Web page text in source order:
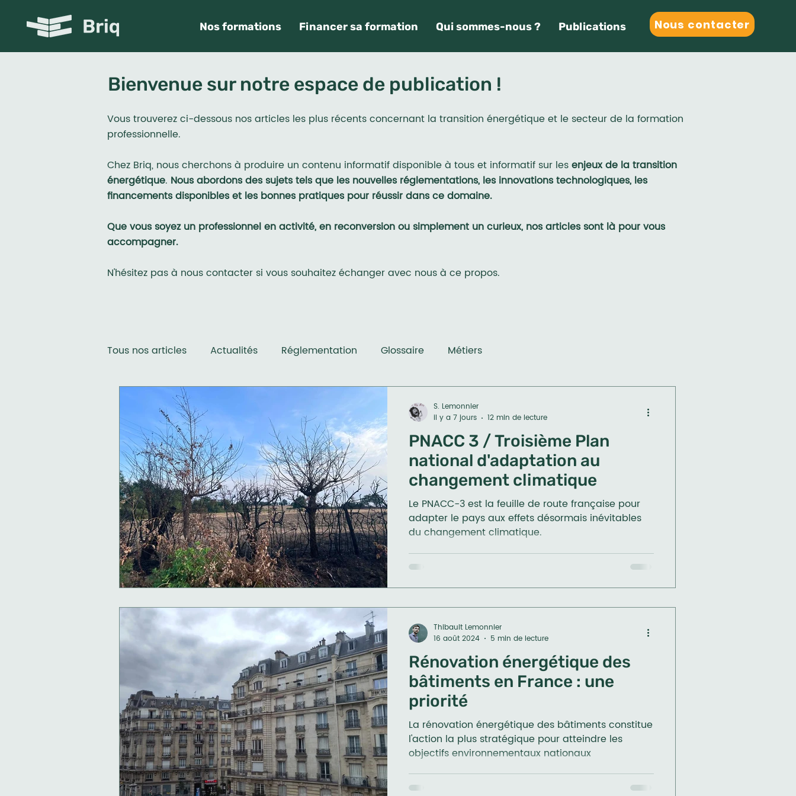
Nous contacter
Nos formations Financer sa formation Qui sommes-nous ? Publications
Bienvenue sur notre espace de publication !
Vous trouverez ci-dessous nos articles les plus récents concernant la transition énergétique et le secteur de la formation
professionnelle.
Chez Briq, nous cherchons à produire un contenu informatif disponible à tous et informatif sur lesenjeux de la transition
énergétique. Nous abordons des sujets tels que les nouvelles réglementations, les innovations technologiques, les
financements disponibles et les bonnes pratiques pour réussir dans ce domaine.
Que vous soyez un professionnel en activité, en reconversion ou simplement un curieux, nos articles sont là pour vous
accompagner.
N'hésitez pas à nous contacter si vous souhaitez échanger avec nous à ce propos.
Tous nos articles Actualités Réglementation Glossaire Métiers
PNACC 3 / Troisième Plan
national d'adaptation au
changement climatique
Le PNACC-3 est la feuille de route française pour
adapter le pays aux effets désormais inévitables
du changement climatique.
S. Lemonnier
il y a 7 jours
12 min de lecture
Rénovation énergétique des
bâtiments en France : une
priorité
La rénovation énergétique des bâtiments constitue
l'action la plus stratégique pour atteindre les
objectifs environnementaux nationaux
Thibault Lemonnier
16 août 2024
5 min de lecture